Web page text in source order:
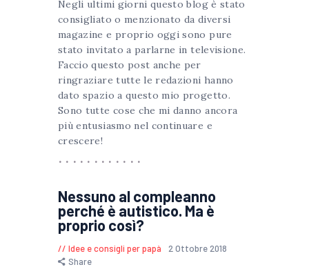
Negli ultimi giorni questo blog è stato
consigliato o menzionato da diversi
magazine e proprio oggi sono pure
stato invitato a parlarne in televisione.
Faccio questo post anche per
ringraziare tutte le redazioni hanno
dato spazio a questo mio progetto.
Sono tutte cose che mi danno ancora
più entusiasmo nel continuare e
crescere!
Nessuno al compleanno
perché è autistico. Ma è
proprio così?
Idee e consigli per papà
2 Ottobre 2018
Share